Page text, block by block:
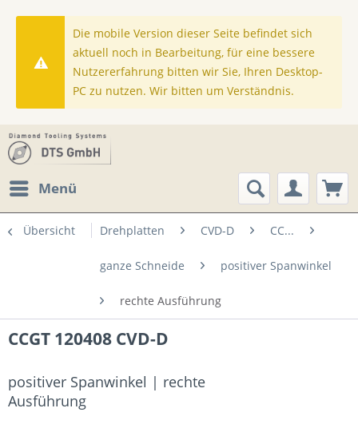
Die mobile Version dieser Seite befindet sich
aktuell noch in Bearbeitung, für eine bessere
Nutzererfahrung bitten wir Sie, Ihren Desktop-
PC zu nutzen. Wir bitten um Verständnis.
Menü
Übersicht Drehplatten CVD-D CC...
ganze Schneide positiver Spanwinkel
rechte Ausführung
CCGT 120408 CVD-D
positiver Spanwinkel | rechte
Ausführung